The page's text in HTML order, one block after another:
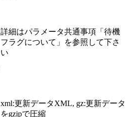
詳細はパラメータ共通事項「待機
フラグについて」を参照して下さ
い
xml:更新データXML, gz:更新データ
をgzipで圧縮